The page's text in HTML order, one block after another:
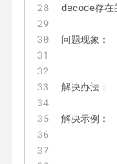
decode存在
问题现象：
解决办法：
解决示例：